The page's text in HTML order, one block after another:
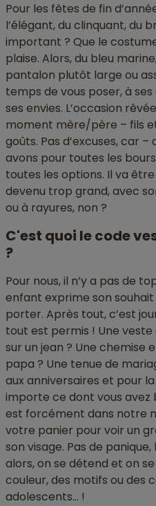
Pour les fêtes de fin
l’élégant, du clinquant, du
important ? Que le
plaise. Alors, du bleu
pantalon plutôt large ou
temps de vous poser, à
ses envies. L’occasion
moment mère/père – fils
goûts. Pas d’excuses, car –
avons pour toutes les
toutes les options. Il va
devenu trop grand, avec
ou à rayures, non ?
C'est quoi le code
?
Pour nous, il n’y a pas de
enfant exprime son souhait
porter. Après tout, c’est
tout est permis ! Une
sur un jean ? Une chemise
papa ? Une tenue de
aux anniversaires et pour
importe ce dont vous avez
est forcément dans notre
votre panier pour voir un
son visage. Pas de
alors, on se détend et on
couleur, des motifs ou des
adolescents… !